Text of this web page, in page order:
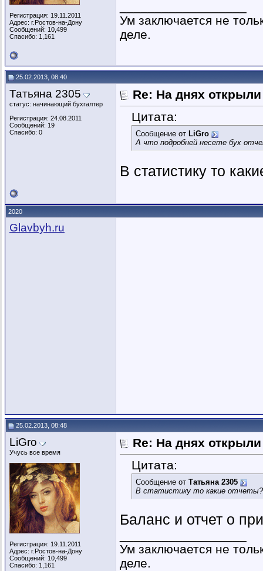
Регистрация: 19.11.2011
Адрес: г.Ростов-на-Дону
Сообщений: 10,499
Спасибо: 1,161
Ум заключается не
деле.
25.02.2013, 08:40
Татьяна 2305
статус: начинающий бухгалтер
Регистрация: 24.08.2011
Сообщений: 19
Спасибо: 0
Re: На днях
Цитата:
Сообщение от LiGro
А что подробней несете бух
В статистику то
2020
Glavbyh.ru
25.02.2013, 08:48
LiGro
Учусь все время
Регистрация: 19.11.2011
Адрес: г.Ростов-на-Дону
Сообщений: 10,499
Спасибо: 1,161
Re: На днях
Цитата:
Сообщение от Татьяна 2305
В статистику то какие отчеты?
Баланс и отчет о
Ум заключается не
деле.